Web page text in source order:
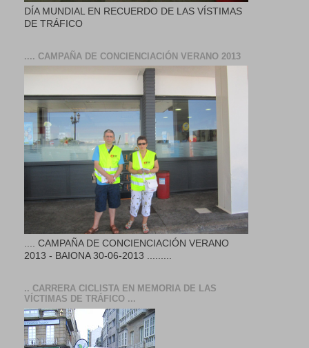
DÍA MUNDIAL EN RECUERDO DE LAS VÍSTIMAS
DE TRÁFICO
.... CAMPAÑA DE CONCIENCIACIÓN VERANO 2013
.... CAMPAÑA DE CONCIENCIACIÓN VERANO
2013 - BAIONA 30-06-2013 .........
.. CARRERA CICLISTA EN MEMORIA DE LAS
VÍCTIMAS DE TRÁFICO ...